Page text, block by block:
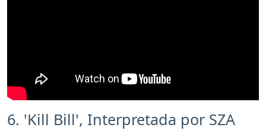
6. 'Kill Bill', Interpretada por SZA